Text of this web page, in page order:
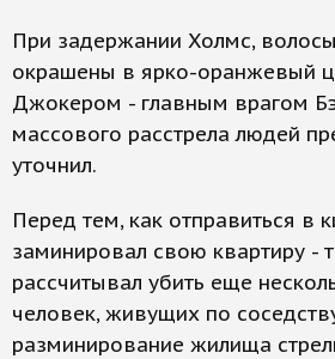
При задержании Холмс,
окрашены в ярко-оранжевый
Джокером - главным врагом
массового расстрела людей
уточнил.
Перед тем, как отправиться в
заминировал свою квартиру -
рассчитывал убить еще
человек, живущих по
разминирование жилища